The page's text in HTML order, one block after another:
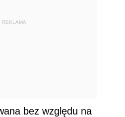
REKLAMA
bez względu na